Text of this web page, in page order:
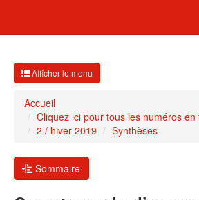
Afficher le menu
Accueil
Cliquez ici pour tous les numéros
2 / hiver 2019
Synthèses
Sommaire